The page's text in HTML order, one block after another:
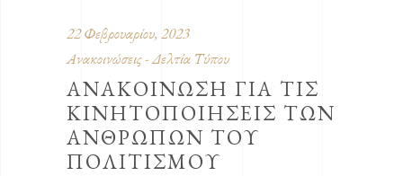
22 Φεβρουαρίου, 2023
Ανακοινώσεις - Δελτία Τύπου
ΑΝΑΚΟΙΝΩΣΗ ΓΙΑ ΤΙΣ
ΚΙΝΗΤΟΠΟΙΗΣΕΙΣ ΤΩΝ
ΑΝΘΡΩΠΩΝ ΤΟΥ
ΠΟΛΙΤΙΣΜΟΥ